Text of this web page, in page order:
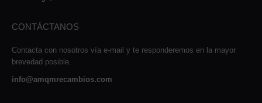
CONTÁCTANOS
Contacta con nosotros vía e-mail y te responderemos en la mayor
brevedad posible.
info@amqmrecambios.com